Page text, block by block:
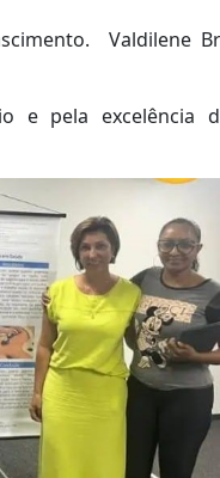
Valdilene
e pela excelência